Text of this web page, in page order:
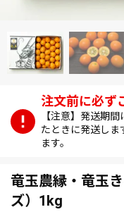
【注意】発送期
たときに発送しま
ます。
竜玉農縁・竜玉
ズ）1kg